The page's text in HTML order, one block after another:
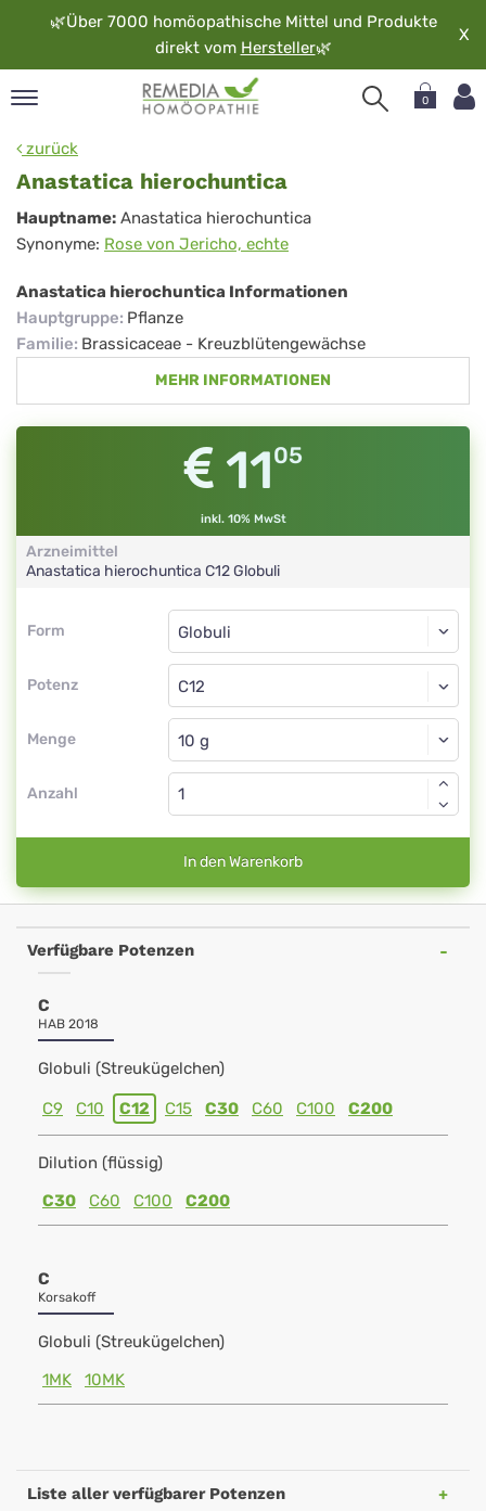
🌿Über 7000 homöopathische Mittel und Produkte
direkt vom Hersteller🌿
X
0
zurück
Anastatica hierochuntica
Anastatica
hierochuntica
Hauptname: Anastatica hierochuntica
Synonyme: Rose von Jericho, echte
Anastatica hierochuntica Informationen
Hauptgruppe: Pflanze
Familie: Brassicaceae - Kreuzblütengewächse
MEHR INFORMATIONEN
1105
inkl. 10% MwSt
Arzneimittel
Anastatica hierochuntica C12Globuli
Form
Form
Potenz
Globuli
C12
Menge
Globuli
Anzahl
In den Warenkorb
Verfügbare Potenzen
C
HAB 2018
Globuli (Streukügelchen)
C9 C10 C12 C15 C30 C60 C100 C200
Dilution (flüssig)
C30
C60 C100 C200
C
Korsakoff
Globuli (Streukügelchen)
1MK
10MK
Liste aller verfügbarer Potenzen